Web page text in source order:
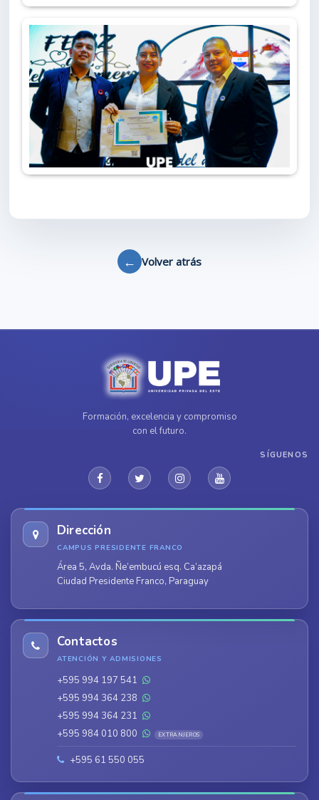
← Volver atrás
Formación, excelencia y compromiso
con el futuro.
SÍGUENOS
Dirección
CAMPUS PRESIDENTE FRANCO
Área 5, Avda. Ñe’embucú esq. Ca’azapá
Ciudad Presidente Franco, Paraguay
Contactos
ATENCIÓN Y ADMISIONES
+595 994 197 541
+595 994 364 238
+595 994 364 231
+595 984 010 800
EXTRANJEROS
+595 61 550 055